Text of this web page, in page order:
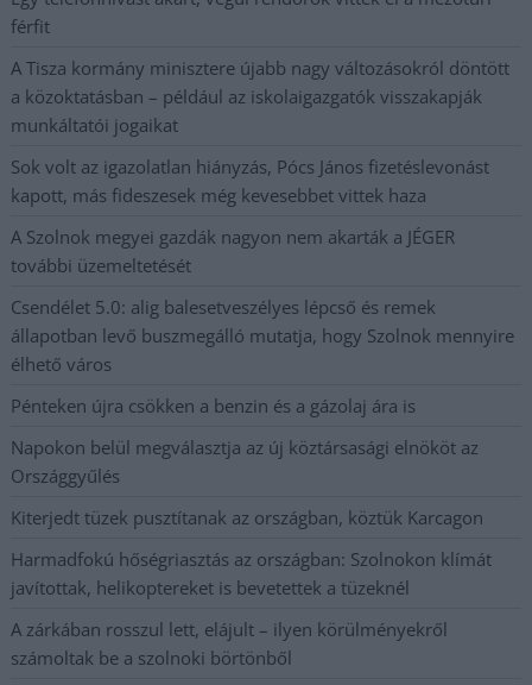
férfit
A Tisza kormány minisztere újabb nagy változásokról döntött
a közoktatásban – például az iskolaigazgatók visszakapják
munkáltatói jogaikat
Sok volt az igazolatlan hiányzás, Pócs János fizetéslevonást
kapott, más fideszesek még kevesebbet vittek haza
A Szolnok megyei gazdák nagyon nem akarták a JÉGER
további üzemeltetését
Csendélet 5.0: alig balesetveszélyes lépcső és remek
állapotban levő buszmegálló mutatja, hogy Szolnok mennyire
élhető város
Pénteken újra csökken a benzin és a gázolaj ára is
Napokon belül megválasztja az új köztársasági elnököt az
Országgyűlés
Kiterjedt tüzek pusztítanak az országban, köztük Karcagon
Harmadfokú hőségriasztás az országban: Szolnokon klímát
javítottak, helikoptereket is bevetettek a tüzeknél
A zárkában rosszul lett, elájult – ilyen körülményekről
számoltak be a szolnoki börtönből